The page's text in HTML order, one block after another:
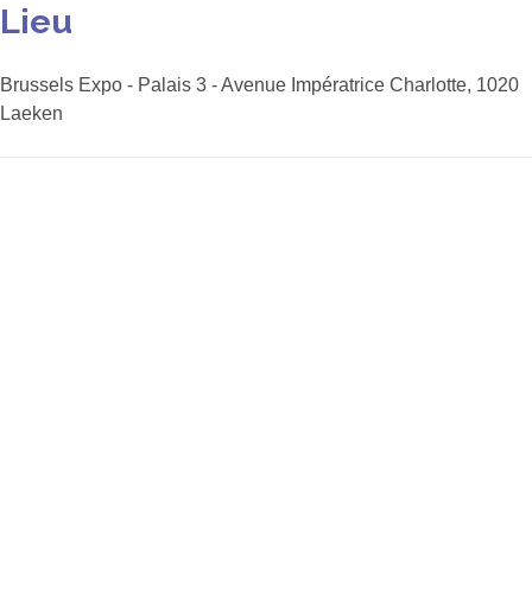
Lieu
Brussels Expo - Palais 3 - Avenue Impératrice Charlotte, 1020
Laeken